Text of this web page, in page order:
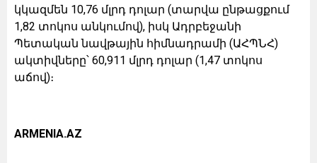
կկազմեն 10,76 մլրդ դոլար (տարվա ընթացքում
1,82 տոկոս անկումով), իսկ Ադրբեջանի
Պետական նավթային հիմնադրամի (ԱՀՊՆՀ)
ակտիվները՝ 60,911 մլրդ դոլար (1,47 տոկոս
աճով)։
ARMENIA.AZ